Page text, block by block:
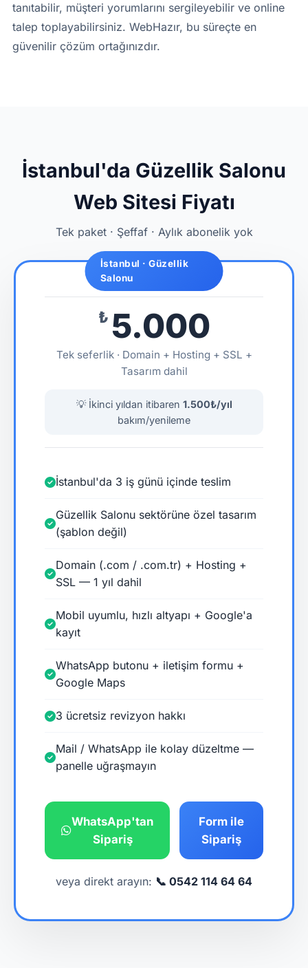
tanıtabilir, müşteri yorumlarını sergileyebilir ve online
talep toplayabilirsiniz. WebHazır, bu süreçte en
güvenilir çözüm ortağınızdır.
İstanbul'da Güzellik Salonu
Web Sitesi Fiyatı
Tek paket · Şeffaf · Aylık abonelik yok
İstanbul · Güzellik
Salonu
₺ 5.000
Tek seferlik · Domain + Hosting + SSL +
Tasarım dahil
💡 İkinci yıldan itibaren 1.500₺/yıl
bakım/yenileme
İstanbul'da 3 iş günü içinde teslim
Güzellik Salonu sektörüne özel tasarım
(şablon değil)
Domain (.com / .com.tr) + Hosting +
SSL — 1 yıl dahil
Mobil uyumlu, hızlı altyapı + Google'a
kayıt
WhatsApp butonu + iletişim formu +
Google Maps
3 ücretsiz revizyon hakkı
Mail / WhatsApp ile kolay düzeltme —
panelle uğraşmayın
WhatsApp'tan
Sipariş
Form ile
Sipariş
veya direkt arayın: 📞 0542 114 64 64